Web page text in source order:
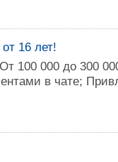
16 лет!
100 000 до 300
в чате;